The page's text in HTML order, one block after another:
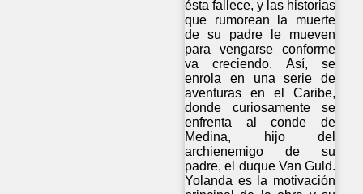
ésta fallece, y las historias
que rumorean la muerte
de su padre le mueven
para vengarse conforme
va creciendo. Así, se
enrola en una serie de
aventuras en el Caribe,
donde curiosamente se
enfrenta al conde de
Medina, hijo del
archienemigo de su
padre, el duque Van Guld.
Yolanda es la motivación